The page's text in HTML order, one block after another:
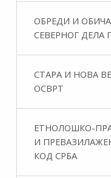
ОБРЕДИ И
СЕВЕРНОГ ДЕЛА
СТАРА И НОВА
ОСВРТ
ЕТНОЛОШКО-
И
КОД СРБА